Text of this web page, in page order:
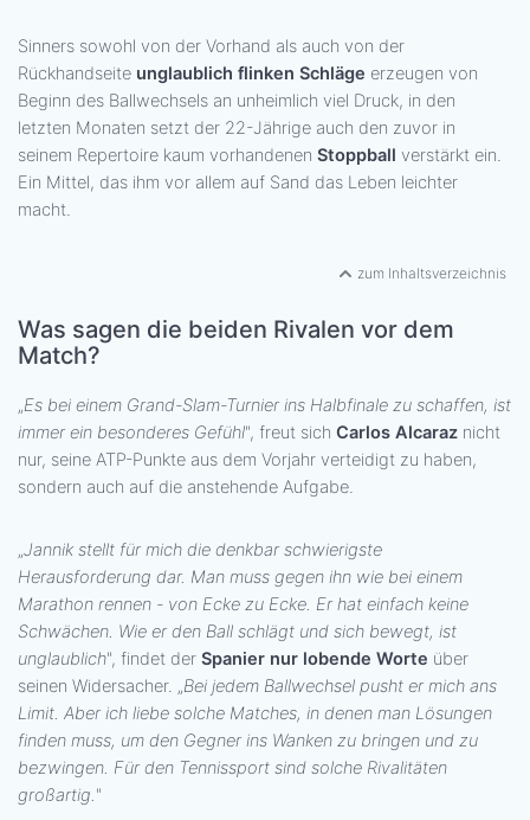
Sinners sowohl von der Vorhand als auch von der
Rückhandseite unglaublich flinken Schläge erzeugen von
Beginn des Ballwechsels an unheimlich viel Druck, in den
letzten Monaten setzt der 22-Jährige auch den zuvor in
seinem Repertoire kaum vorhandenen Stoppball verstärkt ein.
Ein Mittel, das ihm vor allem auf Sand das Leben leichter
macht.
zum Inhaltsverzeichnis
Was sagen die beiden Rivalen vor dem
Match?
„Es bei einem Grand-Slam-Turnier ins Halbfinale zu schaffen, ist
immer ein besonderes Gefühl", freut sich Carlos Alcaraz nicht
nur, seine ATP-Punkte aus dem Vorjahr verteidigt zu haben,
sondern auch auf die anstehende Aufgabe.
„Jannik stellt für mich die denkbar schwierigste
Herausforderung dar. Man muss gegen ihn wie bei einem
Marathon rennen - von Ecke zu Ecke. Er hat einfach keine
Schwächen. Wie er den Ball schlägt und sich bewegt, ist
unglaublich", findet der Spanier nur lobende Worte über
seinen Widersacher. „Bei jedem Ballwechsel pusht er mich ans
Limit. Aber ich liebe solche Matches, in denen man Lösungen
finden muss, um den Gegner ins Wanken zu bringen und zu
bezwingen. Für den Tennissport sind solche Rivalitäten
großartig."